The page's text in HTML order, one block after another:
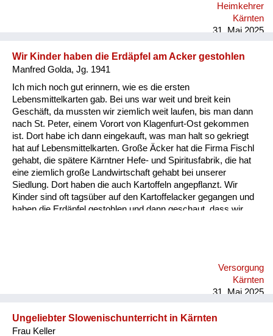
Heimkehrer
Kärnten
31. Mai 2025
Wir Kinder haben die Erdäpfel am Acker gestohlen
Manfred Golda, Jg. 1941
Ich mich noch gut erinnern, wie es die ersten
Lebensmittelkarten gab. Bei uns war weit und breit kein
Geschäft, da mussten wir ziemlich weit laufen, bis man dann
nach St. Peter, einem Vorort von Klagenfurt-Ost gekommen
ist. Dort habe ich dann eingekauft, was man halt so gekriegt
hat auf Lebensmittelkarten. Große Äcker hat die Firma Fischl
gehabt, die spätere Kärntner Hefe- und Spiritusfabrik, die hat
eine ziemlich große Landwirtschaft gehabt bei unserer
Siedlung. Dort haben die auch Kartoffeln angepflanzt. Wir
Kinder sind oft tagsüber auf den Kartoffelacker gegangen und
haben die Erdäpfel gestohlen und dann geschaut, dass wir
haben dann auch andere Leute aus der Nachbarschaft den
Versorgung
Kärnten
31. Mai 2025
Ungeliebter Slowenischunterricht in Kärnten
Frau Keller